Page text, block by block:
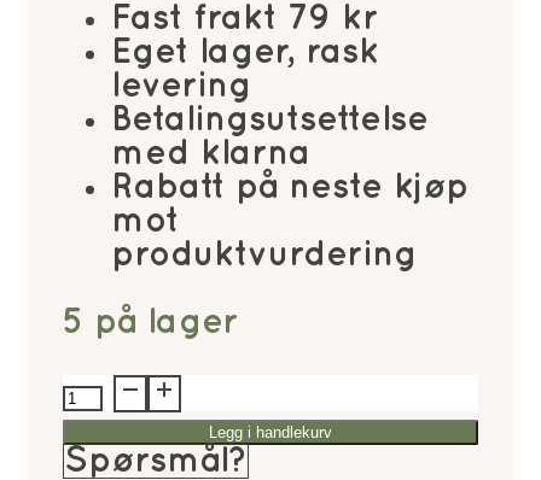
Fast frakt 79 kr
Eget lager, rask
levering
Betalingsutsettelse
med klarna
Rabatt på neste kjøp
mot
produktvurdering
5 på lager
Eline
Bang
Candy
Legg i handlekurv
Spørsmål?